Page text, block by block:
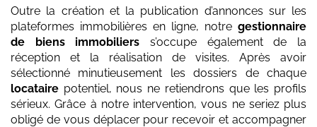
Outre la création et la publication d’annonces sur les
plateformes immobilières en ligne, notre gestionnaire
de biens immobiliers s’occupe également de la
réception et la réalisation de visites. Après avoir
sélectionné minutieusement les dossiers de chaque
locataire potentiel, nous ne retiendrons que les profils
sérieux. Grâce à notre intervention, vous ne seriez plus
obligé de vous déplacer pour recevoir et accompagner